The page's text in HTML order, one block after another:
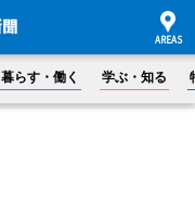
暮らす・働く 学ぶ・知る